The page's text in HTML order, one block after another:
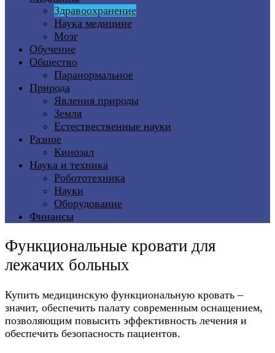
Здравоохранение
Наука медицине
Мозг
Обучение
Общество
Паранормальное
Природа
Явления природы
Земля
Естествественные науки
Разное
Кинозал
Наука и техника
Робототехника
Науки
Оборудование
Финансы
Функциональные кровати для
лежачих больных
Купить медицинскую функциональную кровать –
значит, обеспечить палату современным оснащением,
позволяющим повысить эффективность лечения и
обеспечить безопасность пациентов.